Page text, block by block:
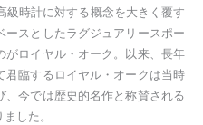
級時計に対する概念を大きく覆す
スとしたラグジュアリースポー
がロイヤル・オーク。以来、長年
君臨するロイヤル・オークは当時
、今では歴史的名作と称賛される
した。